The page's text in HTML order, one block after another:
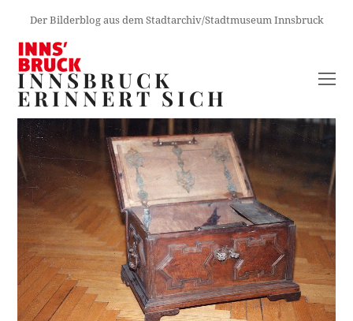
Der Bilderblog aus dem Stadtarchiv/Stadtmuseum Innsbruck
INNSBRUCK
ERINNERT SICH